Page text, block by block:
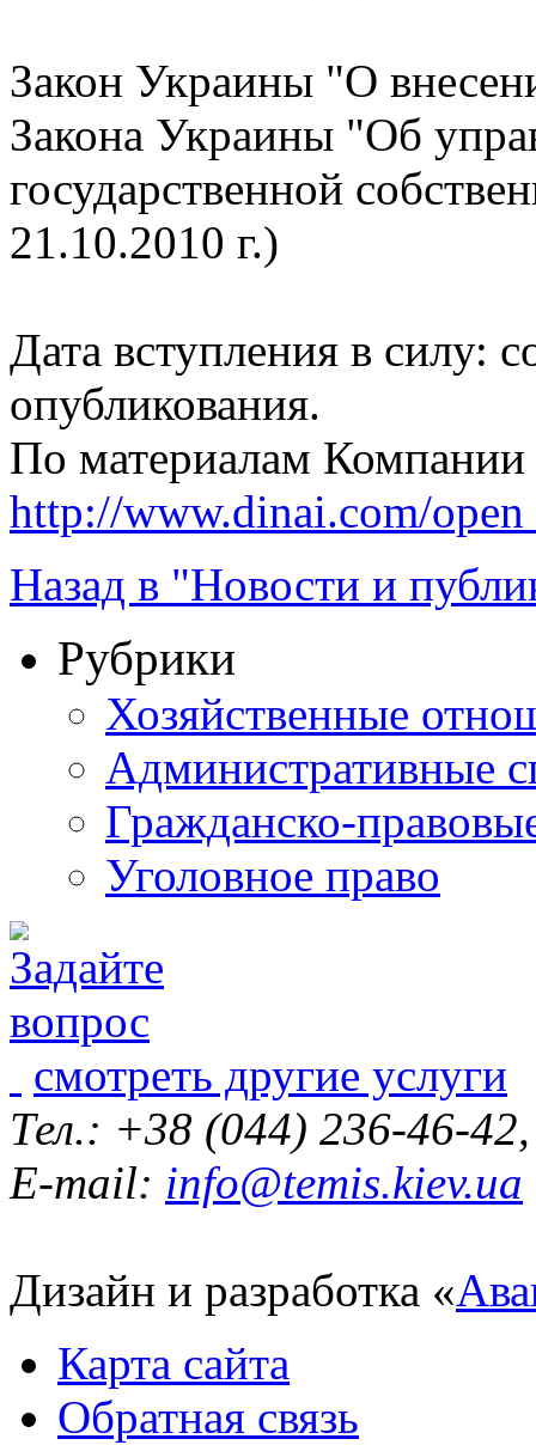
Закон Украины "О
Закона Украины "Об
государственной
21.10.2010 г.)
Дата вступления в силу:
опубликования.
По материалам
http://www.dinai.com/
Назад в "Новости и
Рубрики
Хозяйственные
Административные
Гражданско-
Уголовное право
смотреть другие услуги
Тел.: +38 (044) 236-46-
E-mail: info@temis.kiev.ua
Дизайн и разработка «
Карта сайта
Обратная связь